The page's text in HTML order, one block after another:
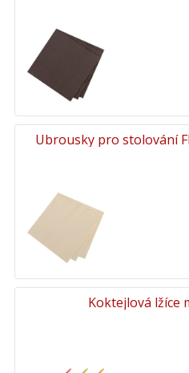
Ubrousky pro stolování
Koktejlová lžíce